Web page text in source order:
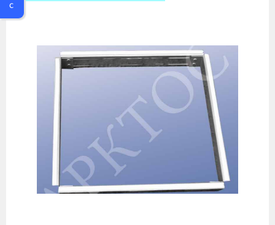
стоваров